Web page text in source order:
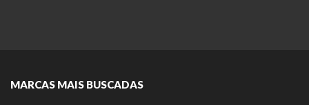
MARCAS MAIS BUSCADAS